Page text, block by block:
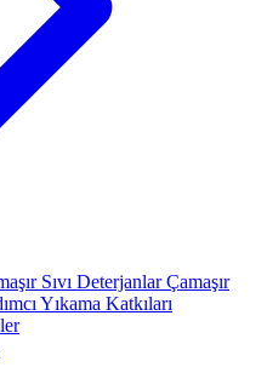
Sıvı DeterjanlarÇamaşır
Yıkama Katkıları